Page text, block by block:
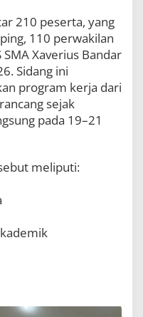
d
a
r
m
u
2
210 peserta, yang
110 perwakilan
Xaverius Bandar
Sidang ini
program kerja dari
sejak
pada 19–21
meliputi: